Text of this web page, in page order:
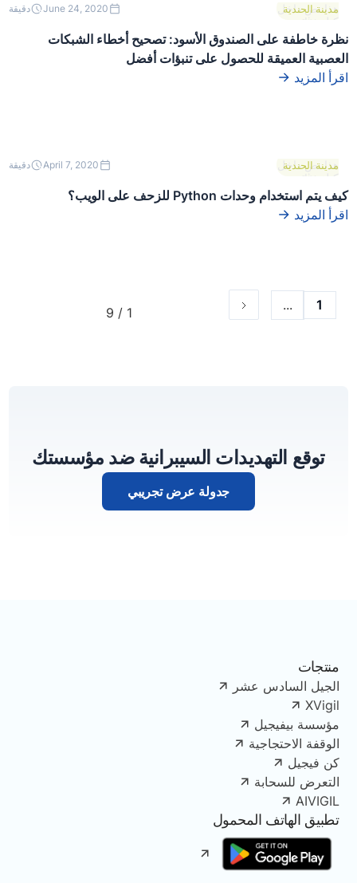
هذا نص داخل
كتلة div.
مدينة الحندية June 24, 2020 دقيقة
نظرة خاطفة على الصندوق الأسود: تصحيح أخطاء الشبكات
العصبية العميقة للحصول على تنبؤات أفضل
اقرأ المزيد
هذا نص داخل
كتلة div.
مدينة الحندية April 7, 2020 دقيقة
كيف يتم استخدام وحدات Python للزحف على الويب؟
اقرأ المزيد
1
...
1 / 9
توقع التهديدات السيبرانية ضد مؤسستك
جدولة عرض تجريبي
منتجات
الجيل السادس عشر
XVigil
مؤسسة بيفيجيل
الوقفة الاحتجاجية
كن فيجيل
التعرض للسحابة
AIVIGIL
تطبيق الهاتف المحمول